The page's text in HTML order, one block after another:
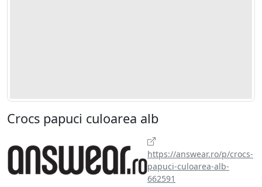
Crocs papuci culoarea alb
https://answear.ro/p/crocs-
papuci-culoarea-alb-
662591